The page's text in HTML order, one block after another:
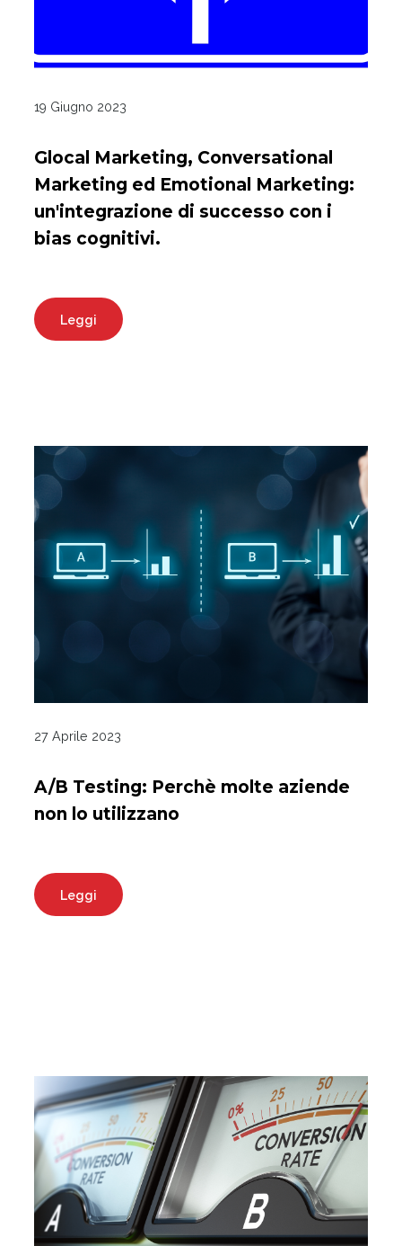
19 Giugno 2023
Glocal Marketing, Conversational
Marketing ed Emotional Marketing:
un'integrazione di successo con i
bias cognitivi.
Leggi
27 Aprile 2023
A/B Testing: Perchè molte aziende
non lo utilizzano
Leggi